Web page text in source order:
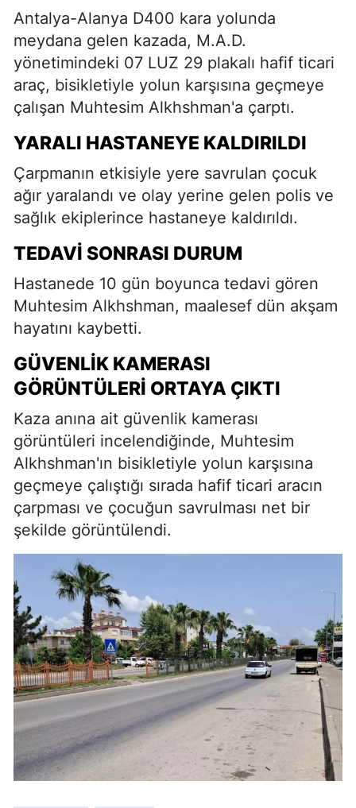
Antalya-Alanya D400 kara yolunda
meydana gelen kazada, M.A.D.
yönetimindeki 07 LUZ 29 plakalı hafif ticari
araç, bisikletiyle yolun karşısına geçmeye
çalışan Muhtesim Alkhshman'a çarptı.
YARALI HASTANEYE KALDIRILDI
Çarpmanın etkisiyle yere savrulan çocuk
ağır yaralandı ve olay yerine gelen polis ve
sağlık ekiplerince hastaneye kaldırıldı.
TEDAVI SONRASI DURUM
Hastanede 10 gün boyunca tedavi gören
Muhtesim Alkhshman, maalesef dün akşam
hayatını kaybetti.
GÜVENLIK KAMERASI
GÖRÜNTÜLERI ORTAYA ÇIKTI
Kaza anına ait güvenlik kamerası
görüntüleri incelendiğinde, Muhtesim
Alkhshman'ın bisikletiyle yolun karşısına
geçmeye çalıştığı sırada hafif ticari aracın
çarpması ve çocuğun savrulması net bir
şekilde görüntülendi.